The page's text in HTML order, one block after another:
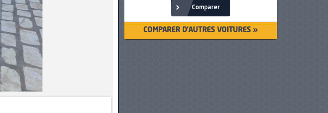
Comparer
COMPARER D'AUTRES VOITURES »